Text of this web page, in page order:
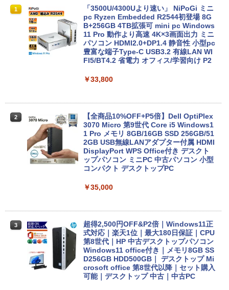
1
【今だけ】全品ポイント10倍 お買い物マ
ラソン★8/4～8/11★中古パソコン ノー
トPC Lenovo ThinkPad E590 Core i3 8
145U メモリ8GB / 16GB / 32GB SSD M.
2 PCIe256GB / 512GB / 1TB Windows1
1 Pro 64bit【送料無料】【1年保証】
【OSなし】 中古ノートパソコン 第8世代
Core i5 富士通 LIFEBOOK A579/B メモ
リ8GB HDD500GB 15.6インチ HDMI テ
ンキー DVD-ROM 初期設定済 すぐ使え
る 7日保証 送料無料 2営業日以内に発送
￥17,980
dynabook B55 シリーズ 15.6インチ Co
re i5 第6世代 メモリ8 GSSD128G Wind
ows11 DVDドライブ Bluetooth HDMI O
ffice付き 中古パソコン 中古ノートPC 整
備済み
￥14,555
1
「3500U/4300Uより速い」 NiPoGi ミニ
pc Ryzen Embedded R2544初登場 8G
B+256GB 4TB拡張可 mini pc Windows
11 Pro 動作より高速 4K×3画面出力 ミニ
パソコン HDMI2.0+DP1.4 静音性 小型pc
豊富な端子Type-C USB3.2 有線LAN WI
FI5/BT4.2 省電力 オフィス/学習向け P2
￥33,800
2
【全商品10%OFF+P5倍】Dell OptiPlex
3070 Micro 第9世代 Core i5 Windows1
1 Pro メモリ 8GB/16GB SSD 256GB/51
2GB USB無線LANアダプター付属 HDMI
DisplayPort WPS Office付き デスクト
ップパソコン ミニPC 中古パソコン 小型
コンパクト デスクトップPC
￥35,000
3
超得2,500円OFF&P2倍｜Windows11正
式対応｜楽天1位｜最大180日保証｜CPU
第8世代｜HP 中古デスクトップパソコン
Windows11 office付き｜メモリ8GB SS
D256GB HDD500GB｜ デスクトップ Mi
crosoft office 第8世代以降｜セット購入
可能｜デスクトップ 中古｜中古PC